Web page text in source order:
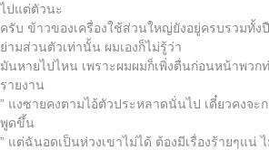
ไปแต่ตัวนะ
ครับ ข้าวของเครื่องใช้ส่วนใหญ่ยังอยู่ครบรวมทั้
ย่ามส่วนตัวเท่านั้น ผมเองก็ไม่รู้ว่า
มันหายไปไหน เพราะผมผมก็เพิ่งตื่นก่อนหน้าพวก
รายงาน
” แงซายคงตามไอ้ตัวประหลาดนั่นไป เดี๋ยวคงจะก
พูดขึ้น
” แต่ฉันอดเป็นห่วงเขาไม่ได้ ต้องมีเรื่องร้ายๆแน่